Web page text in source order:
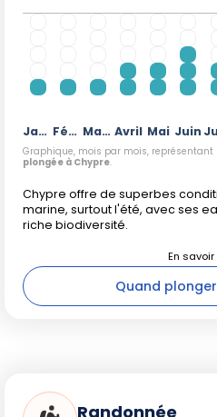
Janvier Février Mars Avril Mai Juin
Graphique, mois par mois, représentant
plongée à Chypre.
Chypre offre de superbes
marine, surtout l'été, avec ses
riche biodiversité.
Quand
Randonnée